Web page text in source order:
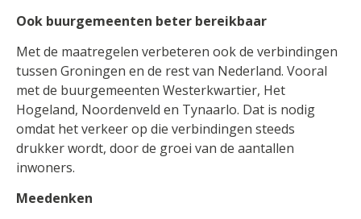
Ook buurgemeenten beter bereikbaar
Met de maatregelen verbeteren ook de verbindingen
tussen Groningen en de rest van Nederland. Vooral
met de buurgemeenten Westerkwartier, Het
Hogeland, Noordenveld en Tynaarlo. Dat is nodig
omdat het verkeer op die verbindingen steeds
drukker wordt, door de groei van de aantallen
inwoners.
Meedenken